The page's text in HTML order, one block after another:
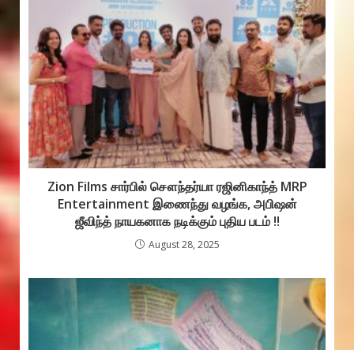
k p
Zion Films சார்பில் சௌந்தர்யா ரஜினிகாந்த் MRP
Entertainment இணைந்து வழங்க, அபிஷன்
ஜீவிந்த் நாயகனாக நடிக்கும் புதிய படம் !!
August 28, 2025